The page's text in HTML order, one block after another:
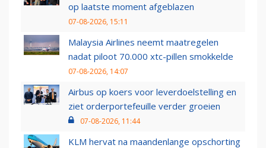
op laatste moment afgeblazen
07-08-2026, 15:11
Malaysia Airlines neemt maatregelen
nadat piloot 70.000 xtc-pillen smokkelde
07-08-2026, 14:07
Airbus op koers voor leverdoelstelling en
ziet orderportefeuille verder groeien
07-08-2026, 11:44
KLM hervat na maandenlange opschorting